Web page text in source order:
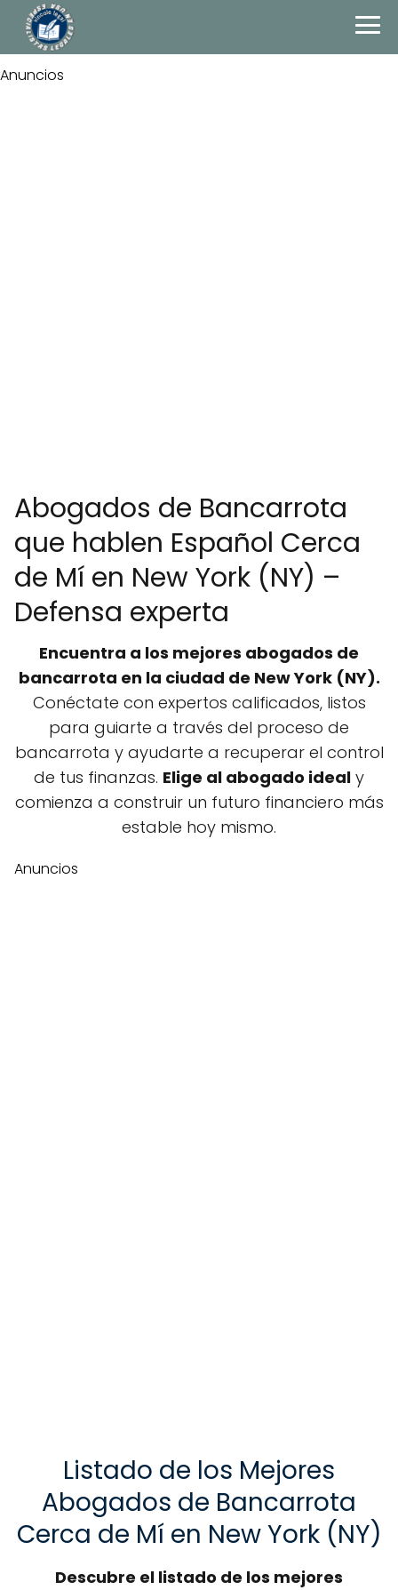
Anuncios
Abogados de Bancarrota
que hablen Español Cerca
de Mí en New York (NY) –
Defensa experta
Encuentra a los mejores abogados de
bancarrota en la ciudad de New York (NY).
Conéctate con expertos calificados, listos
para guiarte a través del proceso de
bancarrota y ayudarte a recuperar el control
de tus finanzas. Elige al abogado ideal y
comienza a construir un futuro financiero más
estable hoy mismo.
Anuncios
Listado de los Mejores
Abogados de Bancarrota
Cerca de Mí en New York (NY)
Descubre el listado de los mejores